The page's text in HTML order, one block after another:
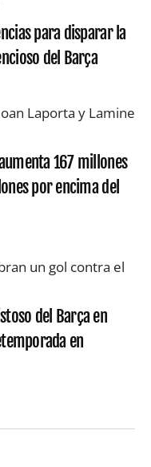
para disparar la
del Barça
167 millones
por encima del
del Barça en
en